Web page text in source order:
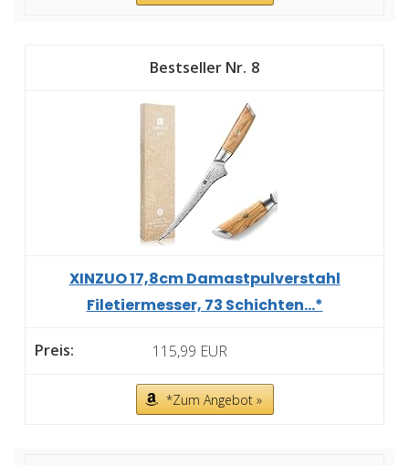
8
XINZUO 17,8cm Damastpulverstahl
Filetiermesser, 73 Schichten...*
115,99 EUR
*Zum Angebot »